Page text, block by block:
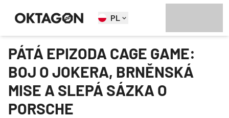
PL
PÁTÁ EPIZODA CAGE GAME:
BOJ O JOKERA, BRNĚNSKÁ
MISE A SLEPÁ SÁZKA O
PORSCHE